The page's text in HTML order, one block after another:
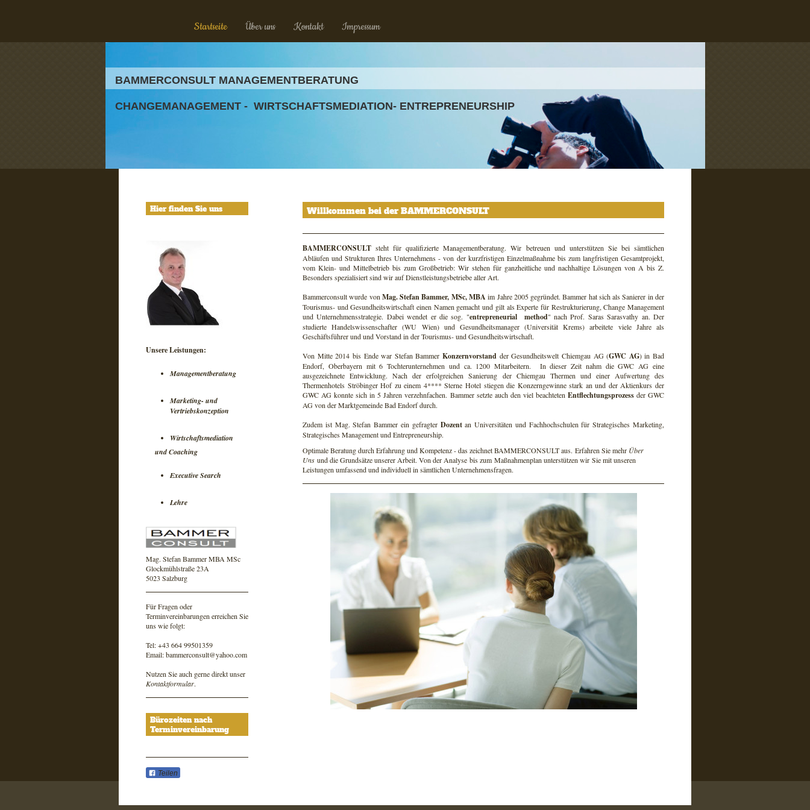
Startseite Über uns Kontakt Impressum
BAMMERCONSULT MANAGEMENTBERATUNG
CHANGEMANAGEMENT - WIRTSCHAFTSMEDIATION- ENTREPRENEURSHIP
Hier finden Sie uns
Unsere Leistungen:
Managementberatung
Marketing- und
Vertriebskonzeption
Wirtschaftsmediation
und Coaching
Executive Search
Lehre
Mag. Stefan Bammer MBA MSc
Glockmühlstraße 23A
5023 Salzburg
Für Fragen oder
Terminvereinbarungen erreichen Sie
uns wie folgt:
Tel: +43 664 99501359
Email: bammerconsult@yahoo.com
Nutzen Sie auch gerne direkt unser
Kontaktformular.
Bürozeiten nach
Terminvereinbarung
Teilen
Willkommen bei der BAMMERCONSULT
BAMMERCONSULT steht für qualifizierte Managementberatung. Wir betreuen und unterstützen Sie bei sämtlichen
Abläufen und Strukturen Ihres Unternehmens - von der kurzfristigen Einzelmaßnahme bis zum langfristigen Gesamtprojekt,
vom Klein- und Mittelbetrieb bis zum Großbetrieb: Wir stehen für ganzheitliche und nachhaltige Lösungen von A bis Z.
Besonders spezialisiert sind wir auf Dienstleistungsbetriebe aller Art.
Bammerconsult wurde von Mag. Stefan Bammer, MSc, MBA im Jahre 2005 gegründet. Bammer hat sich als Sanierer in der
Tourismus- und Gesundheitswirtschaft einen Namen gemacht und gilt als Experte für Restrukturierung, Change Management
und Unternehmensstrategie. Dabei wendet er die sog. "entrepreneurial method" nach Prof. Saras Sarasvathy an. Der
studierte Handelswissenschafter (WU Wien) und Gesundheitsmanager (Universität Krems) arbeitete viele Jahre als
Geschäftsführer und und Vorstand in der Tourismus- und Gesundheitswirtschaft.
Von Mitte 2014 bis Ende war Stefan Bammer Konzernvorstand der Gesundheitswelt Chiemgau AG (GWC AG) in Bad
Endorf, Oberbayern mit 6 Tochterunternehmen und ca. 1200 Mitarbeitern. In dieser Zeit nahm die GWC AG eine
ausgezeichnete Entwicklung. Nach der erfolgreichen Sanierung der Chiemgau Thermen und einer Aufwertung des
Thermenhotels Ströbinger Hof zu einem 4**** Sterne Hotel stiegen die Konzerngewinne stark an und der Aktienkurs der
GWC AG konnte sich in 5 Jahren verzehnfachen. Bammer setzte auch den viel beachteten Entflechtungsprozessder GWC
AG von der Marktgemeinde Bad Endorf durch.
Zudem ist Mag. Stefan Bammer ein gefragter Dozentan Universitäten und Fachhochschulen für Strategisches Marketing,
Strategisches Management und Entrepreneurship.
Optimale Beratung durch Erfahrung und Kompetenz - das zeichnet BAMMERCONSULT aus. Erfahren Sie mehr Über
Uns und die Grundsätze unserer Arbeit. Von der Analyse bis zum Maßnahmenplan unterstützen wir Sie mit unseren
Leistungen umfassend und individuell in sämtlichen Unternehmensfragen.